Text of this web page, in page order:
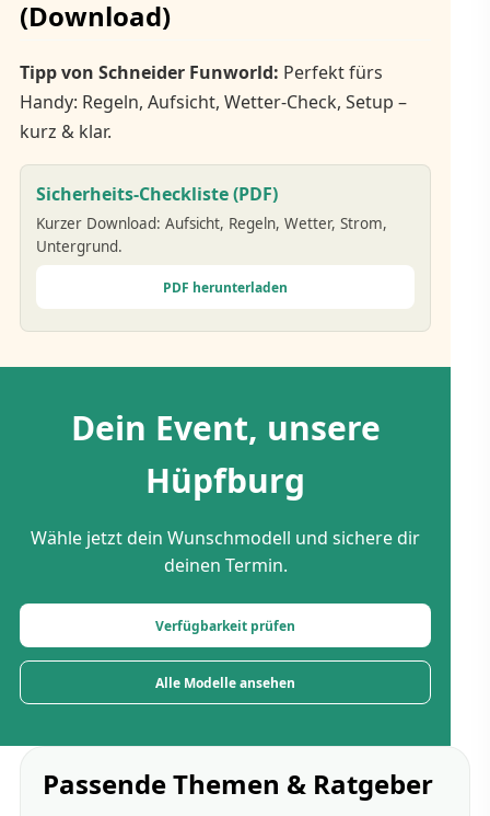
(Download)
Tipp von Schneider Funworld: Perfekt fürs
Handy: Regeln, Aufsicht, Wetter-Check, Setup –
kurz & klar.
Sicherheits-Checkliste (PDF)
Kurzer Download: Aufsicht, Regeln, Wetter, Strom,
Untergrund.
PDF herunterladen
Dein Event, unsere
Hüpfburg
Wähle jetzt dein Wunschmodell und sichere dir
deinen Termin.
Verfügbarkeit prüfen
Alle Modelle ansehen
Passende Themen & Ratgeber